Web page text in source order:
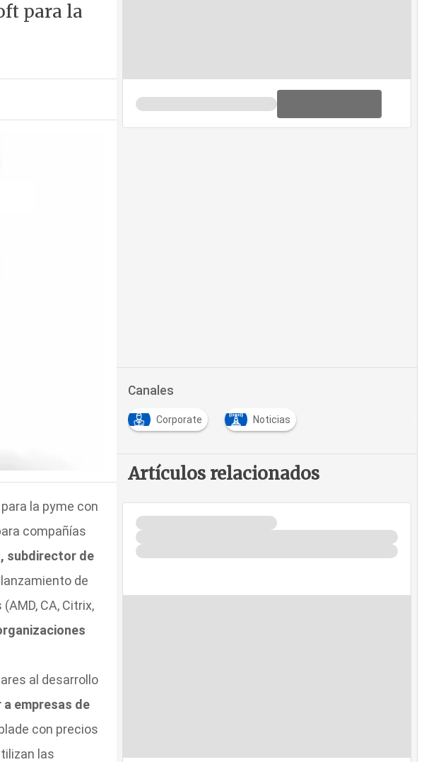
para la
la pyme con
compañías
subdirector de
lanzamiento de
CA, Citrix,
al desarrollo
empresas de
con precios
las
Canales
Corporate Noticias
Artículos relacionados